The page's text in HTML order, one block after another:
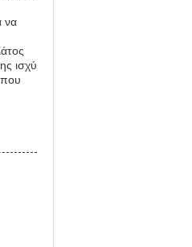
να
ισχύ
που